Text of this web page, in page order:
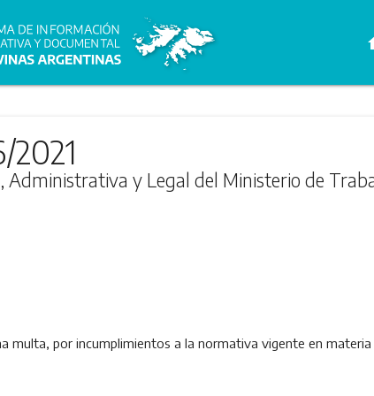
2021
Administrativa y Legal del Ministerio de
multa, por incumplimientos a la normativa vigente en materia